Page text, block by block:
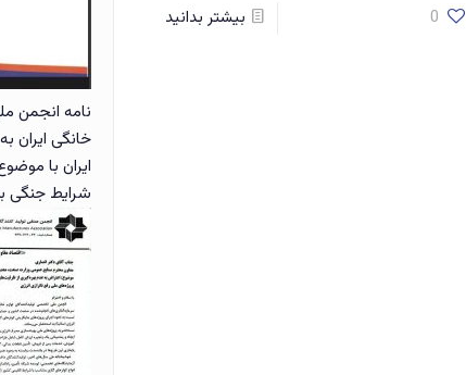
0 بیشتر بدانید
نامه انجمن
خانگی ایران
ایران با
شرایط جنگی